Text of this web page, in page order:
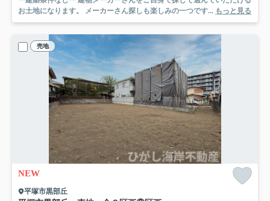
お土地になります。 メーカーさん探しも楽しみの一つです... もっと見る
売地
NEW
平塚市黒部丘